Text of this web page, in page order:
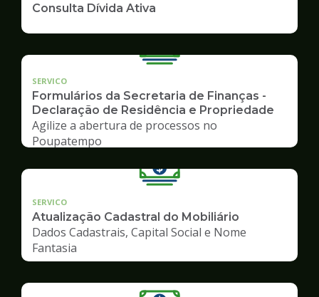
Consulta Dívida Ativa
SERVICO
Formulários da Secretaria de Finanças -
Declaração de Residência e Propriedade
Agilize a abertura de processos no
Poupatempo
SERVICO
Atualização Cadastral do Mobiliário
Dados Cadastrais, Capital Social e Nome
Fantasia